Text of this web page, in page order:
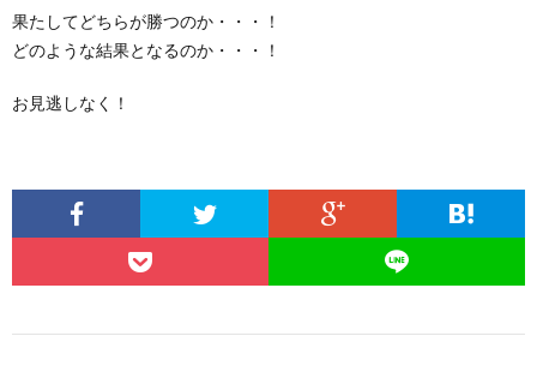
果たしてどちらが勝つのか・・・！
どのような結果となるのか・・・！
お見逃しなく！